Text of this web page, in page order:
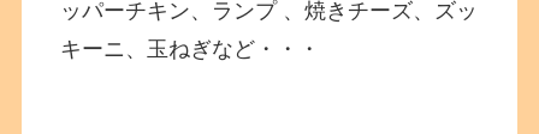
ッパーチキン、ランプ 、焼きチーズ、ズッ
キーニ、玉ねぎなど・・・